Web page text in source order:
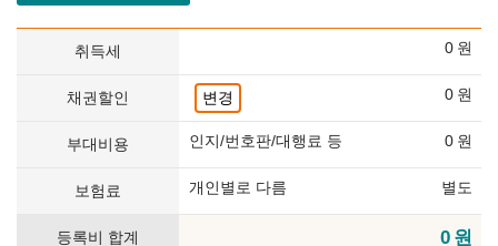
취득세 0 원
채권할인 변경 0 원
부대비용 인지/번호판/대행료 등 0 원
보험료 개인별로 다름 별도
등록비 합계 0 원